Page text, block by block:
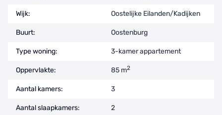
Wijk: Oostelijke Eilanden/Kadijken
Buurt: Oostenburg
Type woning: 3-kamer appartement
Oppervlakte: 85 m2
Aantal kamers: 3
Aantal slaapkamers: 2